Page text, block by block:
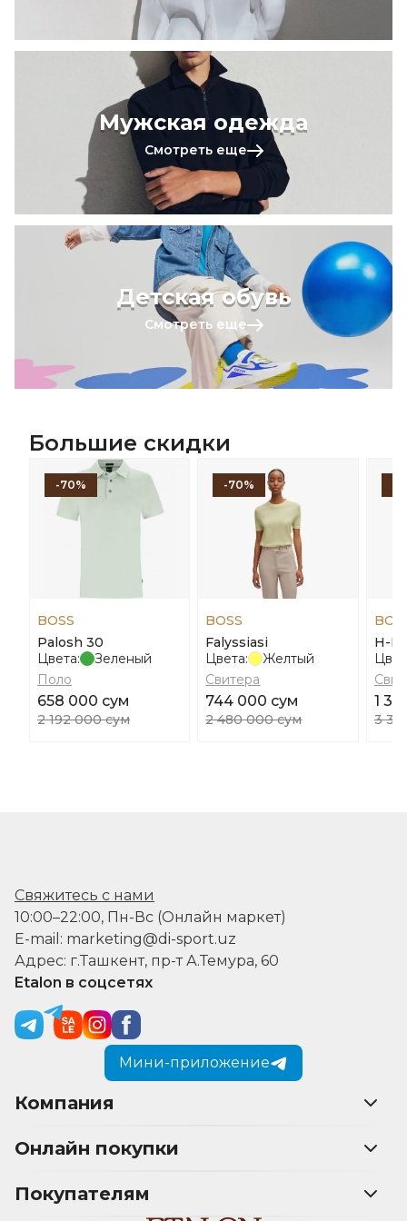
Мужская одежда
Смотреть еще
Детская обувь
Смотреть еще
Большие скидки
-70%
BOSS
Palosh 30
Цвета:
Зеленый
Поло
658 000 сум
2 192 000 сум
-70%
BOSS
Falyssiasi
Цвета:
Желтый
Свитера
744 000 сум
2 480 000 сум
H-
1
3
Свяжитесь с нами
10:00–22:00, Пн-Вс (Онлайн маркет)
E-mail: marketing@di-sport.uz
Адрес: г.Ташкент, пр-т А.Темура, 60
Etalon в соцсетях
Мини-приложение
Компания
Онлайн покупки
Покупателям